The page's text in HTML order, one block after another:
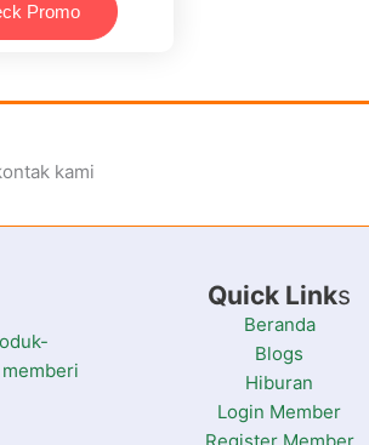
Promo
kami
Quick Links
Beranda
Blogs
Hiburan
Login Member